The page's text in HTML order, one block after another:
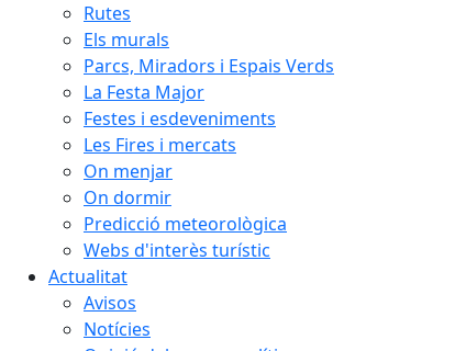
Rutes
Els murals
Parcs, Miradors i Espais Verds
La Festa Major
Festes i esdeveniments
Les Fires i mercats
On menjar
On dormir
Predicció meteorològica
Webs d'interès turístic
Actualitat
Avisos
Notícies